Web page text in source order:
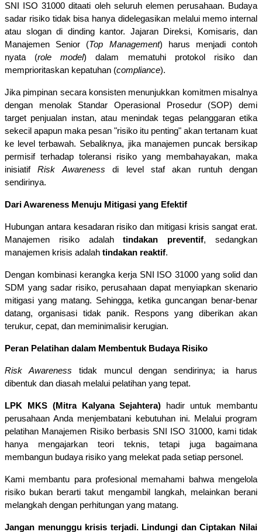
SNI ISO 31000 ditaati oleh seluruh elemen perusahaan. Budaya
sadar risiko tidak bisa hanya didelegasikan melalui memo internal
atau slogan di dinding kantor. Jajaran Direksi, Komisaris, dan
Manajemen Senior (Top Management) harus menjadi contoh
nyata (role model) dalam mematuhi protokol risiko dan
memprioritaskan kepatuhan (compliance).
Jika pimpinan secara konsisten menunjukkan komitmen misalnya
dengan menolak Standar Operasional Prosedur (SOP) demi
target penjualan instan, atau menindak tegas pelanggaran etika
sekecil apapun maka pesan "risiko itu penting" akan tertanam kuat
ke level terbawah. Sebaliknya, jika manajemen puncak bersikap
permisif terhadap toleransi risiko yang membahayakan, maka
inisiatif Risk Awareness di level staf akan runtuh dengan
sendirinya.
Dari Awareness Menuju Mitigasi yang Efektif
Hubungan antara kesadaran risiko dan mitigasi krisis sangat erat.
Manajemen risiko adalah tindakan preventif, sedangkan
manajemen krisis adalah tindakan reaktif.
Dengan kombinasi kerangka kerja SNI ISO 31000 yang solid dan
SDM yang sadar risiko, perusahaan dapat menyiapkan skenario
mitigasi yang matang. Sehingga, ketika guncangan benar-benar
datang, organisasi tidak panik. Respons yang diberikan akan
terukur, cepat, dan meminimalisir kerugian.
Peran Pelatihan dalam Membentuk Budaya Risiko
Risk Awareness tidak muncul dengan sendirinya; ia harus
dibentuk dan diasah melalui pelatihan yang tepat.
LPK MKS (Mitra Kalyana Sejahtera) hadir untuk membantu
perusahaan Anda menjembatani kebutuhan ini. Melalui program
pelatihan Manajemen Risiko berbasis SNI ISO 31000, kami tidak
hanya mengajarkan teori teknis, tetapi juga bagaimana
membangun budaya risiko yang melekat pada setiap personel.
Kami membantu para profesional memahami bahwa mengelola
risiko bukan berarti takut mengambil langkah, melainkan berani
melangkah dengan perhitungan yang matang.
Jangan menunggu krisis terjadi. Lindungi dan Ciptakan Nilai